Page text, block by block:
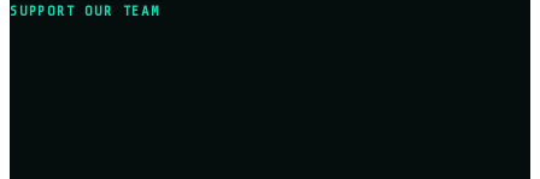
SUPPORT OUR TEAM